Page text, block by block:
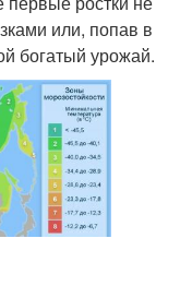
или, попав в
богатый урожай.